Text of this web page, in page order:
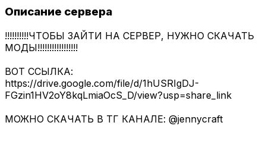
Описание сервера
!!!!!!!!!!ЧТОБЫ ЗАЙТИ НА СЕРВЕР, НУЖНО СКАЧАТЬ
МОДЫ!!!!!!!!!!!!!!!!!
ВОТ ССЫЛКА:
https://drive.google.com/file/d/1hUSRIgDJ-
FGzin1HV2oY8kqLmiaOcS_D/view?usp=share_link
МОЖНО СКАЧАТЬ В ТГ КАНАЛЕ: @jennycraft